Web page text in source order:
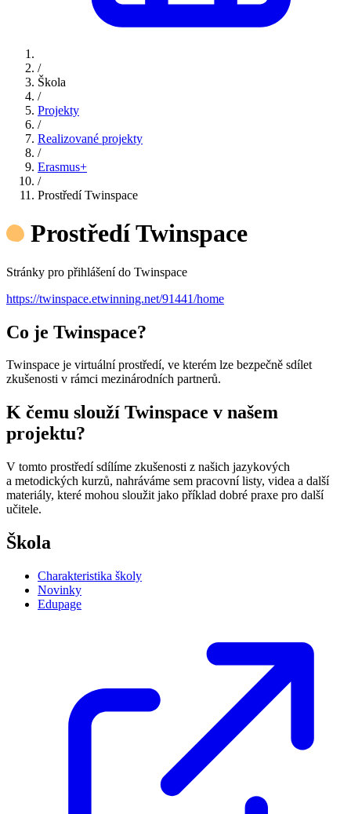
/
Škola
/
Projekty
/
Realizované projekty
/
Erasmus+
/
Prostředí Twinspace
Prostředí Twinspace
Stránky pro přihlášení do Twinspace
https://twinspace.etwinning.net/91441/home
Co je Twinspace?
Twinspace je virtuální prostředí, ve kterém lze bezpečně sdílet
zkušenosti v rámci mezinárodních partnerů.
K čemu slouží Twinspace v našem
projektu?
V tomto prostředí sdílíme zkušenosti z našich jazykových
a metodických kurzů, nahráváme sem pracovní listy, videa a další
materiály, které mohou sloužit jako příklad dobré praxe pro další
učitele.
Škola
Charakteristika školy
Novinky
Edupage